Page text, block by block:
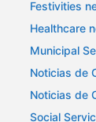
Festivities
Healthcare
Municipal
Noticias de
Noticias de
Social